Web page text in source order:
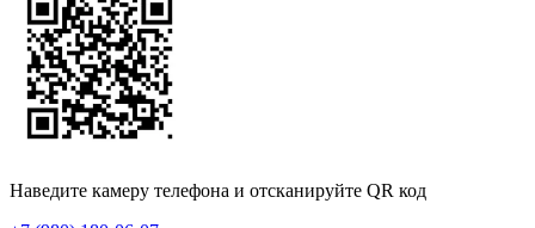
Наведите камеру телефона и отсканируйте QR код